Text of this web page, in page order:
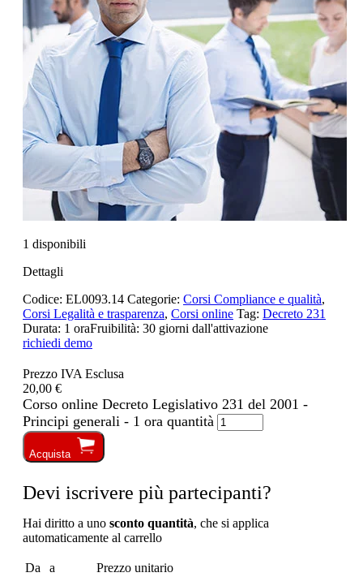
1 disponibili
Dettagli
Codice: EL0093.14 Categorie: Corsi Compliance e qualità,
Corsi Legalità e trasparenza, Corsi online Tag: Decreto 231
Durata: 1 oraFruibilità: 30 giorni dall'attivazione
richiedi demo
Prezzo IVA Esclusa
20,00 €
Corso online Decreto Legislativo 231 del 2001 -
Principi generali - 1 ora quantità
Acquista
Devi iscrivere più partecipanti?
Hai diritto a uno sconto quantità, che si applica
automaticamente al carrello
Da a
Prezzo unitario